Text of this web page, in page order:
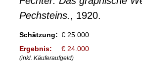
Pechsteins., 1920.
Schätzung: € 25.000
Ergebnis:
€ 24.000
(inkl. Käuferaufgeld)